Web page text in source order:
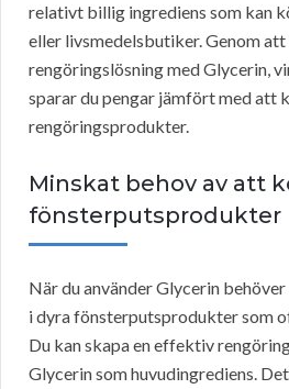
relativt billig ingrediens som kan
eller livsmedelsbutiker. Genom att
rengöringslösning med Glycerin,
sparar du pengar jämfört med att
rengöringsprodukter.
Minskat behov av att
fönsterputsprodukter
När du använder Glycerin
i dyra fönsterputsprodukter som
Du kan skapa en effektiv
Glycerin som huvudingrediens.